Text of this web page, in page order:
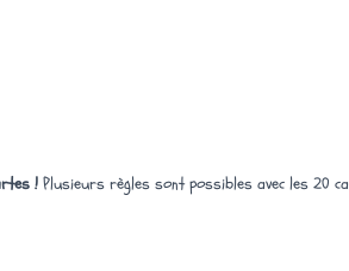
! Plusieurs règles sont possibles avec les 20